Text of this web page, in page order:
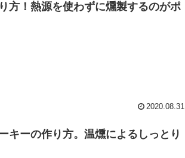
方！熱源を使わずに燻製するのがポ
2020.08.31
キーの作り方。温燻によるしっとり